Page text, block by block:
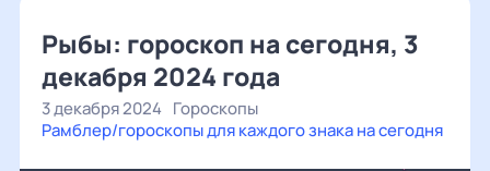
Рыбы: гороскоп на сегодня, 3
декабря 2024 года
3 декабря 2024 Гороскопы
Рамблер/гороскопы для каждого знака на сегодня